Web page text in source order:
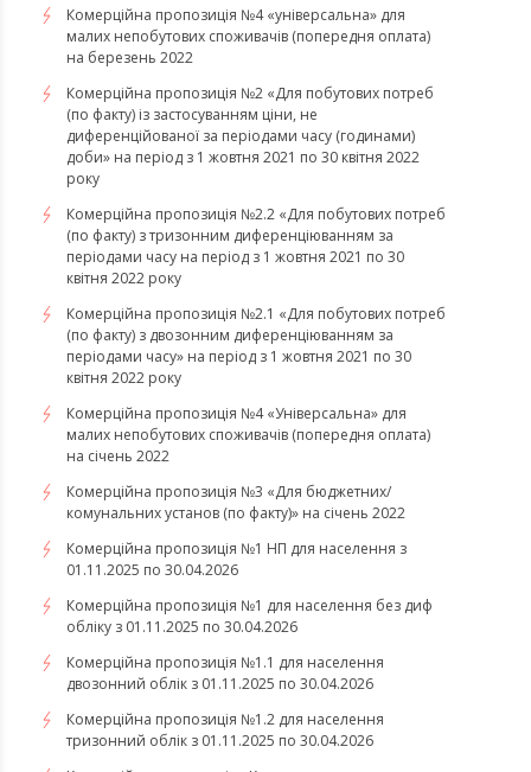
​​​​​​​Комерційна пропозиція №4 «універсальна» для
малих непобутових споживачів (попередня оплата)
на березень 2022
Комерційна пропозиція №2 «Для побутових потреб
(по факту) із застосуванням ціни, не
диференційованої за періодами часу (годинами)
доби» на період з 1 жовтня 2021 по 30 квітня 2022
року
Комерційна пропозиція №2.2 «Для побутових потреб
(по факту) з тризонним диференціюванням за
періодами часу на період з 1 жовтня 2021 по 30
квітня 2022 року
Комерційна пропозиція №2.1 «Для побутових потреб
(по факту) з двозонним диференціюванням за
періодами часу» на період з 1 жовтня 2021 по 30
квітня 2022 року
Комерційна пропозиція №4 «Універсальна» для
малих непобутових споживачів (попередня оплата)
на січень 2022
Комерційна пропозиція №3 «Для бюджетних/
комунальних установ (по факту)» на січень 2022
Комерційна пропозиція №1 НП для населення з
01.11.2025 по 30.04.2026
Комерційна пропозиція №1 для населення без диф
обліку з 01.11.2025 по 30.04.2026
Комерційна пропозиція №1.1 для населення
двозонний облік з 01.11.2025 по 30.04.2026
Комерційна пропозиція №1.2 для населення
тризонний облік з 01.11.2025 по 30.04.2026